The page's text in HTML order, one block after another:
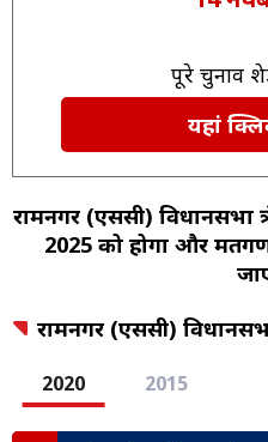
पूरे चुनाव
यहां
रामनगर (एससी) विधानसभा
2025 को होगा और
रामनगर (एससी)
2020 2015